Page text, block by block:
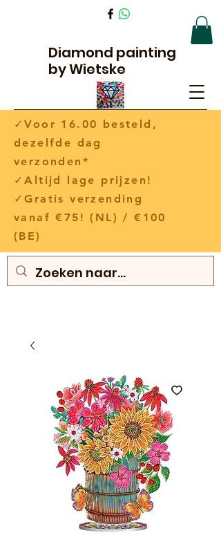
Diamond painting
by Wietske
✓Voor 16.00 besteld,
dezelfde dag
verzonden*
✓Altijd lage prijzen!
✓Gratis verzending
vanaf €75! (NL) / €100
(BE)